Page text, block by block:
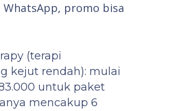
WhatsApp, promo bisa
(terapi
kejut rendah): mulai
untuk paket
mencakup 6